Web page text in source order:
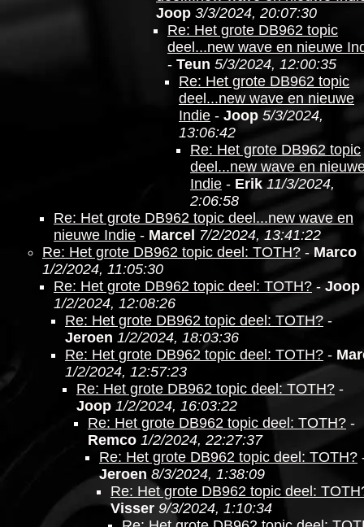
Joop 3/3/2024, 20:07:30
Re: Het grote DB962 topic
deel...new wave en nieuwe
- Teun 5/3/2024, 12:00:35
Re: Het grote DB962 topic
deel...new wave en nieuwe
Indie - Joop 5/3/2024,
13:06:42
Re: Het grote DB962 topic
deel...new wave en
Indie - Erik 11/3/2024,
2:06:58
Re: Het grote DB962 topic deel...new wave en
nieuwe Indie - Marcel 7/2/2024, 13:41:22
Re: Het grote DB962 topic deel: TOTH? - Marco
1/2/2024, 11:05:30
Re: Het grote DB962 topic deel: TOTH? - Joop
1/2/2024, 12:08:26
Re: Het grote DB962 topic deel: TOTH?-
Jeroen 1/2/2024, 18:03:36
Re: Het grote DB962 topic deel: TOTH? -
1/2/2024, 12:57:23
Re: Het grote DB962 topic deel: TOTH? -
Joop 1/2/2024, 16:03:22
Re: Het grote DB962 topic deel: TOTH? -
Remco 1/2/2024, 22:27:37
Re: Het grote DB962 topic deel: TOTH?
Jeroen 8/3/2024, 1:38:09
Re: Het grote DB962 topic deel:
Visser 9/3/2024, 1:10:34